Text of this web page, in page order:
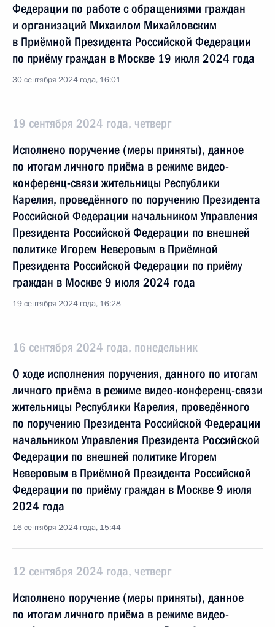
Федерации по работе с обращениями граждан
и организаций Михаилом Михайловским
в Приёмной Президента Российской Федерации
по приёму граждан в Москве 19 июля 2024 года
30 сентября 2024 года, 16:01
19 сентября 2024 года, четверг
Исполнено поручение (меры приняты), данное
по итогам личного приёма в режиме видео-
конференц-связи жительницы Республики
Карелия, проведённого по поручению Президента
Российской Федерации начальником Управления
Президента Российской Федерации по внешней
политике Игорем Неверовым в Приёмной
Президента Российской Федерации по приёму
граждан в Москве 9 июля 2024 года
19 сентября 2024 года, 16:28
16 сентября 2024 года, понедельник
О ходе исполнения поручения, данного по итогам
личного приёма в режиме видео-конференц-связи
жительницы Республики Карелия, проведённого
по поручению Президента Российской Федерации
начальником Управления Президента Российской
Федерации по внешней политике Игорем
Неверовым в Приёмной Президента Российской
Федерации по приёму граждан в Москве 9 июля
2024 года
16 сентября 2024 года, 15:44
12 сентября 2024 года, четверг
Исполнено поручение (меры приняты), данное
по итогам личного приёма в режиме видео-